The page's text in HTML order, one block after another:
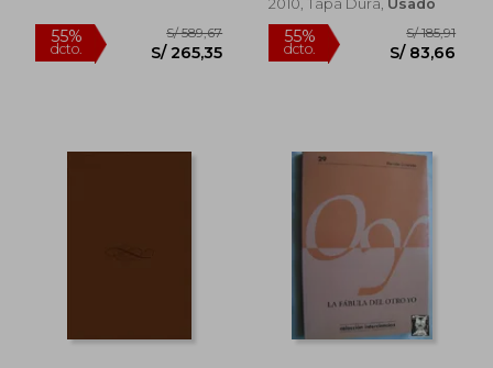
2010, Tapa Dura, Usado